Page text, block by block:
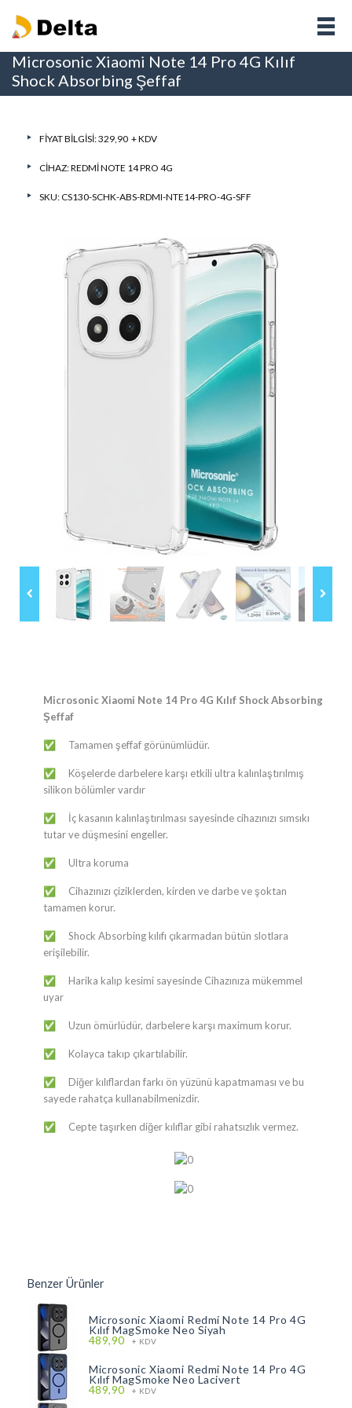
Microsonic Xiaomi Note 14 Pro 4G Kılıf
Shock Absorbing Şeffaf
FIYAT BILGISI: 329,90 + KDV
CIHAZ:REDMI NOTE 14 PRO 4G
SKU: CS130-SCHK-ABS-RDMI-NTE14-PRO-4G-SFF
Microsonic Xiaomi Note 14 Pro 4G Kılıf Shock Absorbing
Şeffaf
✅ ​​​​​​​​​​​​​​​​​​​​​​​​​​​​​​​​​​​​​Tamamen şeffaf görünümlüdür.
✅ Köşelerde darbelere karşı etkili ultra kalınlaştırılmış
silikon bölümler vardır
✅ İç kasanın kalınlaştırılması sayesinde cihazınızı sımsıkı
tutar ve düşmesini engeller.
✅ Ultra koruma
✅ Cihazınızı çiziklerden, kirden ve darbe ve şoktan
tamamen korur.
✅ Shock Absorbing kılıfı çıkarmadan bütün slotlara
erişilebilir.
✅ Harika kalıp kesimi sayesinde Cihazınıza mükemmel
uyar
✅ Uzun ömürlüdür, darbelere karşı maximum korur.
✅ Kolayca takıp çıkartılabilir.
✅ Diğer kılıflardan farkı ön yüzünü kapatmaması ve bu
sayede rahatça kullanabilmenizdir.
✅ Cepte taşırken diğer kılıflar gibi rahatsızlık vermez.
Benzer Ürünler
Microsonic Xiaomi Redmi Note 14 Pro 4G
Kılıf MagSmoke Neo Siyah
489,90 + KDV
Microsonic Xiaomi Redmi Note 14 Pro 4G
Kılıf MagSmoke Neo Lacivert
489,90 + KDV